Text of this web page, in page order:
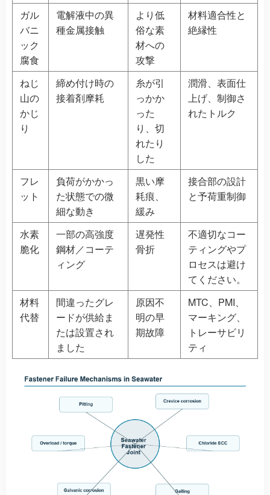
ガル
バニ
ック
腐食
電解液中の異
種金属接触
より低
俗な素
材への
攻撃
材料適合性と
絶縁性
ねじ
山の
かじ
り
締め付け時の
接着剤摩耗
糸が引
っかか
った
り、切
れたり
した
潤滑、表面仕
上げ、制御さ
れたトルク
フレ
ット
負荷がかかっ
た状態での微
細な動き
黒い摩
耗痕、
緩み
接合部の設計
と予荷重制御
水素
脆化
一部の高強度
鋼材／コーテ
ィング
遅発性
骨折
不適切なコー
ティングやプ
ロセスは避け
てください。
材料
代替
間違ったグレ
ードが供給ま
たは設置され
ました
原因不
明の早
期故障
MTC、PMI、
マーキング、
トレーサビリ
ティ